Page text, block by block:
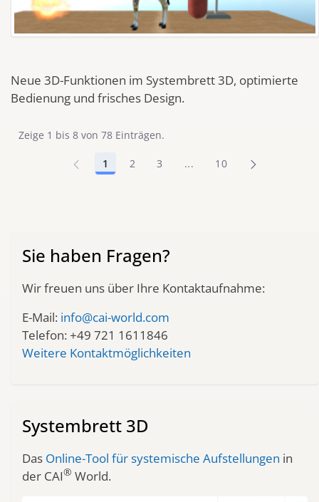
Neue 3D-Funktionen im Systembrett 3D, optimierte
Bedienung und frisches Design.
Zeige 1 bis 8 von 78 Einträgen.
Seite
1 Seite
2 Seite
3 ...Zwischenseiten
Seite
10
Sie haben Fragen?
Wir freuen uns über Ihre Kontaktaufnahme:
E-Mail: info@cai-world.com
Telefon: +49 721 1611846
Weitere Kontaktmöglichkeiten
Systembrett 3D
Das Online-Tool für systemische Aufstellungen in
der CAI® World.